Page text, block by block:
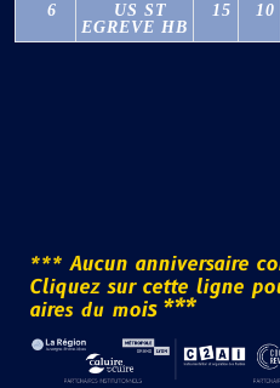
6
US ST
EGREVE HB
15 10
*** Aucun anniversaire co
Cliquez sur cette ligne po
aires du mois ***